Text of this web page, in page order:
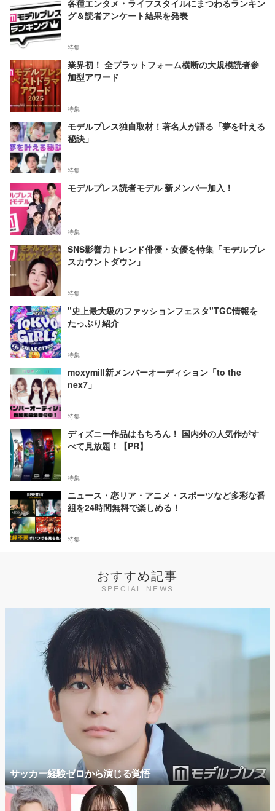
各種エンタメ・ライフスタイルにまつわるランキン
グ＆読者アンケート結果を発表
特集
業界初！ 全プラットフォーム横断の大規模読者参
加型アワード
特集
モデルプレス独自取材！著名人が語る「夢を叶える
秘訣」
特集
モデルプレス読者モデル 新メンバー加入！
特集
SNS影響力トレンド俳優・女優を特集「モデルプレ
スカウントダウン」
特集
"史上最大級のファッションフェスタ"TGC情報を
たっぷり紹介
特集
moxymill新メンバーオーディション「to the
nex7」
特集
ディズニー作品はもちろん！ 国内外の人気作がす
べて見放題！【PR】
特集
ニュース・恋リア・アニメ・スポーツなど多彩な番
組を24時間無料で楽しめる！
特集
おすすめ記事
SPECIAL NEWS
サッカー経験ゼロから演じる覚悟